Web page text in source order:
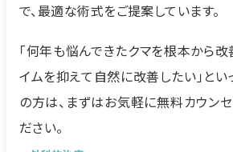
で、最適な術式をご提案しています。
「何年も悩んできたクマを根本から改
イムを抑えて自然に改善したい」と
の方は、まずはお気軽に無料カウン
ださい。